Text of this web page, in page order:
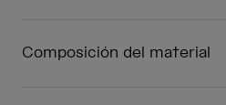
Composición del material